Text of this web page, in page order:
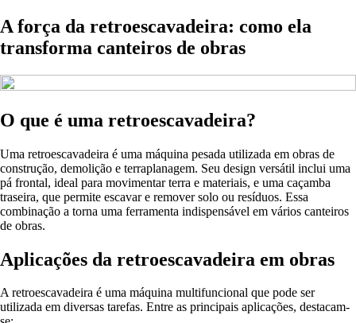
A força da retroescavadeira: como ela
transforma canteiros de obras
O que é uma retroescavadeira?
Uma retroescavadeira é uma máquina pesada utilizada em obras de
construção, demolição e terraplanagem. Seu design versátil inclui uma
pá frontal, ideal para movimentar terra e materiais, e uma caçamba
traseira, que permite escavar e remover solo ou resíduos. Essa
combinação a torna uma ferramenta indispensável em vários canteiros
de obras.
Aplicações da retroescavadeira em obras
A retroescavadeira é uma máquina multifuncional que pode ser
utilizada em diversas tarefas. Entre as principais aplicações, destacam-